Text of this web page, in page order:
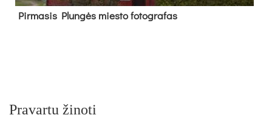
Pir­ma­sis Plun­gės mies­to fo­tog­ra­fas
Pravartu žinoti